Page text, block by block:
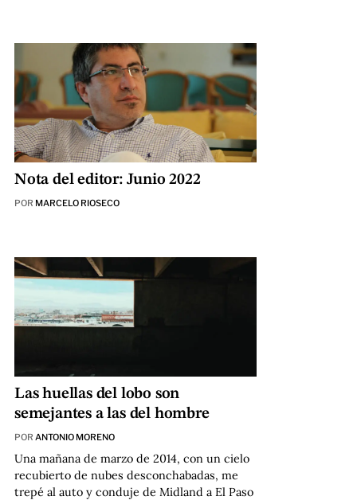
Nota del editor: Junio 2022
POR MARCELO RIOSECO
Las huellas del lobo son
semejantes a las del hombre
POR ANTONIO MORENO
Una mañana de marzo de 2014, con un cielo
recubierto de nubes desconchabadas, me
trepé al auto y conduje de Midland a El Paso